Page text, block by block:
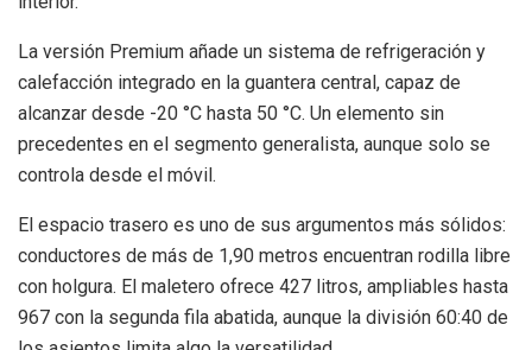
La versión Premium añade un sistema de refrigeración y
calefacción integrado en la guantera central, capaz de
alcanzar desde -20 °C hasta 50 °C. Un elemento sin
precedentes en el segmento generalista, aunque solo se
controla desde el móvil.
El espacio trasero es uno de sus argumentos más sólidos:
conductores de más de 1,90 metros encuentran rodilla libre
con holgura. El maletero ofrece 427 litros, ampliables hasta
967 con la segunda fila abatida, aunque la división 60:40 de